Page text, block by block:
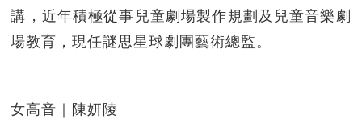
講，近年積極從事兒童劇場製作規劃及兒童音樂劇
場教育，現任謎思星球劇團藝術總監。
女高音｜陳妍陵